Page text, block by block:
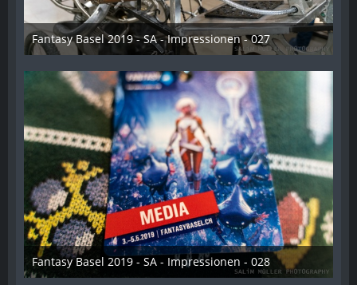
Fantasy Basel 2019 - SA - Impressionen - 027
21. Mai 2019
Fantasy Basel 2019 - SA - Impressionen - 028
21. Mai 2019